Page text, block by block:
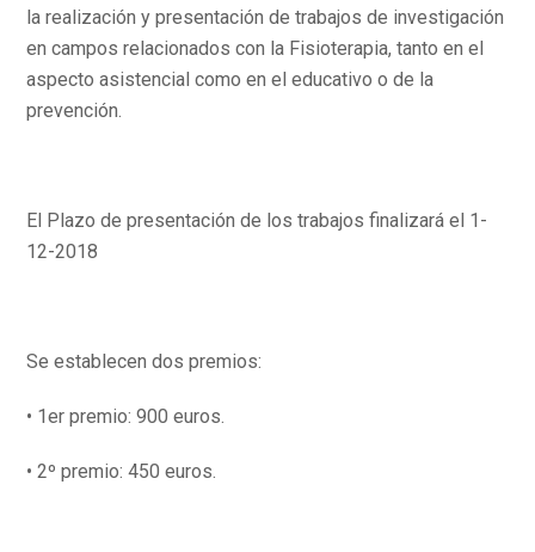
la realización y presentación de trabajos de investigación
en campos relacionados con la Fisioterapia, tanto en el
aspecto asistencial como en el educativo o de la
prevención.
El Plazo de presentación de los trabajos finalizará el 1-
12-2018
Se establecen dos premios:
• 1er premio: 900 euros.
• 2º premio: 450 euros.